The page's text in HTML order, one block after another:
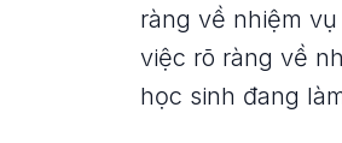
ràng về nhiệm
việc rõ ràng về
học sinh đang